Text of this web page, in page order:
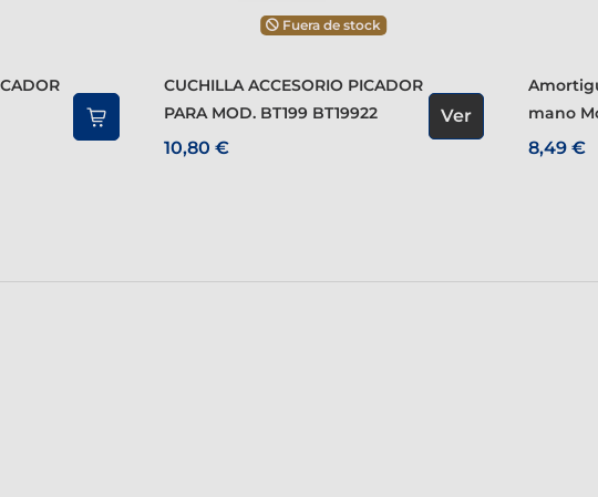
Fuera de stock
CUCHILLA ACCESORIO PICADOR
PARA MOD. BT199 BT19922
10,80 €
Ver
Amortiguador para batidora de
mano
8,49 €